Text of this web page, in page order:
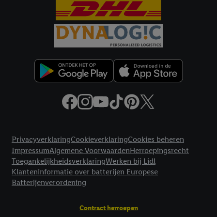
PrivacyverklaringCookieverklaringCookies beheren
ImpressumAlgemene VoorwaardenHerroepingsrecht
ToegankelijkheidsverklaringWerken bij Lidl
Klanteninformatie over batterijen Europese
Batterijenverordening
Contract herroepen
Criteo S.A. beschikt, aan jou kunnen worden toegewezen.
Onder "Aanpassen" kun je aangeven met welke cookies en
vergelijkbare technieken en met welke verwerkingsdoeleinden
je instemt. Verder kan je er meer informatie vinden over de
Door te klikken op "Weigeren", kies je voor de optie dat er enkel
technisch noodzakelijke cookies en vergelijkbare technieken
Door op "Akkoord" te klikken, stem je in met alle verwerkingen
voor alle bovengenoemde doeleinden. Meer informatie,
in onzeprivacyverklaring.Je vindt de impressum voor de Lidl
website hier.Klikhiervoor meer informatie over de cookies die
wij inzetten.